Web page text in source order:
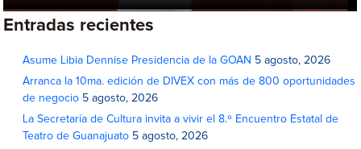
Entradas recientes
Asume Libia Dennise Presidencia de la GOAN 5 agosto, 2026
Arranca la 10ma. edición de DIVEX con más de 800 oportunidades
de negocio 5 agosto, 2026
La Secretaría de Cultura invita a vivir el 8.º Encuentro Estatal de
Teatro de Guanajuato 5 agosto, 2026